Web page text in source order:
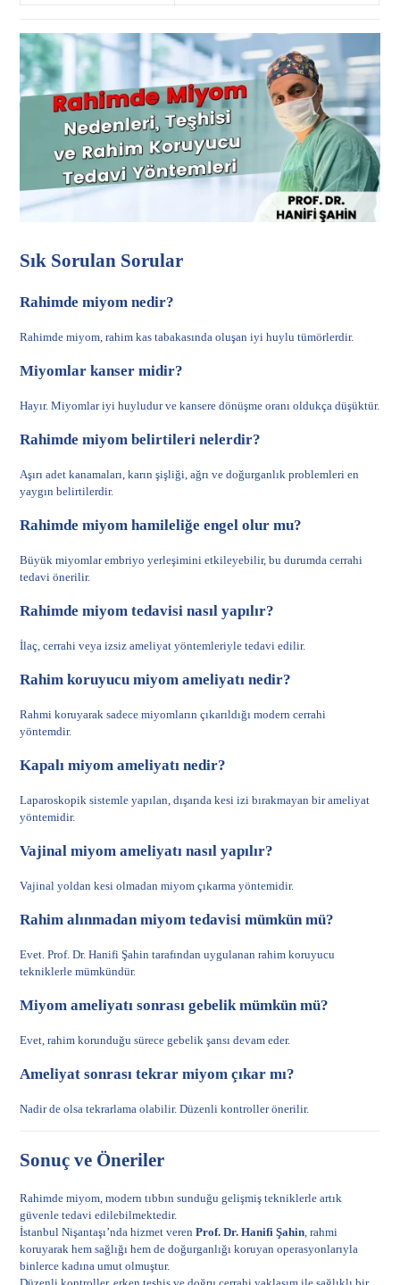
Sık Sorulan Sorular
Rahimde miyom nedir?
Rahimde miyom, rahim kas tabakasında oluşan iyi huylu tümörlerdir.
Miyomlar kanser midir?
Hayır. Miyomlar iyi huyludur ve kansere dönüşme oranı oldukça düşüktür.
Rahimde miyom belirtileri nelerdir?
Aşırı adet kanamaları, karın şişliği, ağrı ve doğurganlık problemleri en
yaygın belirtilerdir.
Rahimde miyom hamileliğe engel olur mu?
Büyük miyomlar embriyo yerleşimini etkileyebilir, bu durumda cerrahi
tedavi önerilir.
Rahimde miyom tedavisi nasıl yapılır?
İlaç, cerrahi veya izsiz ameliyat yöntemleriyle tedavi edilir.
Rahim koruyucu miyom ameliyatı nedir?
Rahmi koruyarak sadece miyomların çıkarıldığı modern cerrahi
yöntemdir.
Kapalı miyom ameliyatı nedir?
Laparoskopik sistemle yapılan, dışarıda kesi izi bırakmayan bir ameliyat
yöntemidir.
Vajinal miyom ameliyatı nasıl yapılır?
Vajinal yoldan kesi olmadan miyom çıkarma yöntemidir.
Rahim alınmadan miyom tedavisi mümkün mü?
Evet. Prof. Dr. Hanifi Şahin tarafından uygulanan rahim koruyucu
tekniklerle mümkündür.
Miyom ameliyatı sonrası gebelik mümkün mü?
Evet, rahim korunduğu sürece gebelik şansı devam eder.
Ameliyat sonrası tekrar miyom çıkar mı?
Nadir de olsa tekrarlama olabilir. Düzenli kontroller önerilir.
Sonuç ve Öneriler
Rahimde miyom, modern tıbbın sunduğu gelişmiş tekniklerle artık
güvenle tedavi edilebilmektedir.
İstanbul Nişantaşı’nda hizmet verenProf. Dr. Hanifi Şahin , rahmi
koruyarak hem sağlığı hem de doğurganlığı koruyan operasyonlarıyla
binlerce kadına umut olmuştur.